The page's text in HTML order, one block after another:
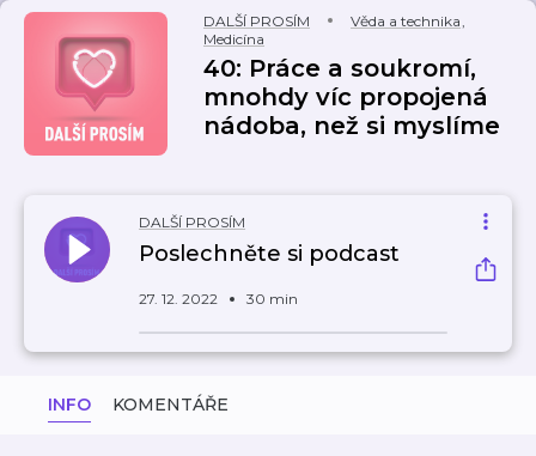
DALŠÍ PROSÍM Věda a technika,
Medicína
40: Práce a soukromí,
mnohdy víc propojená
nádoba, než si myslíme
DALŠÍ PROSÍM
Poslechněte si podcast
27. 12. 2022 30 min
INFO KOMENTÁŘE